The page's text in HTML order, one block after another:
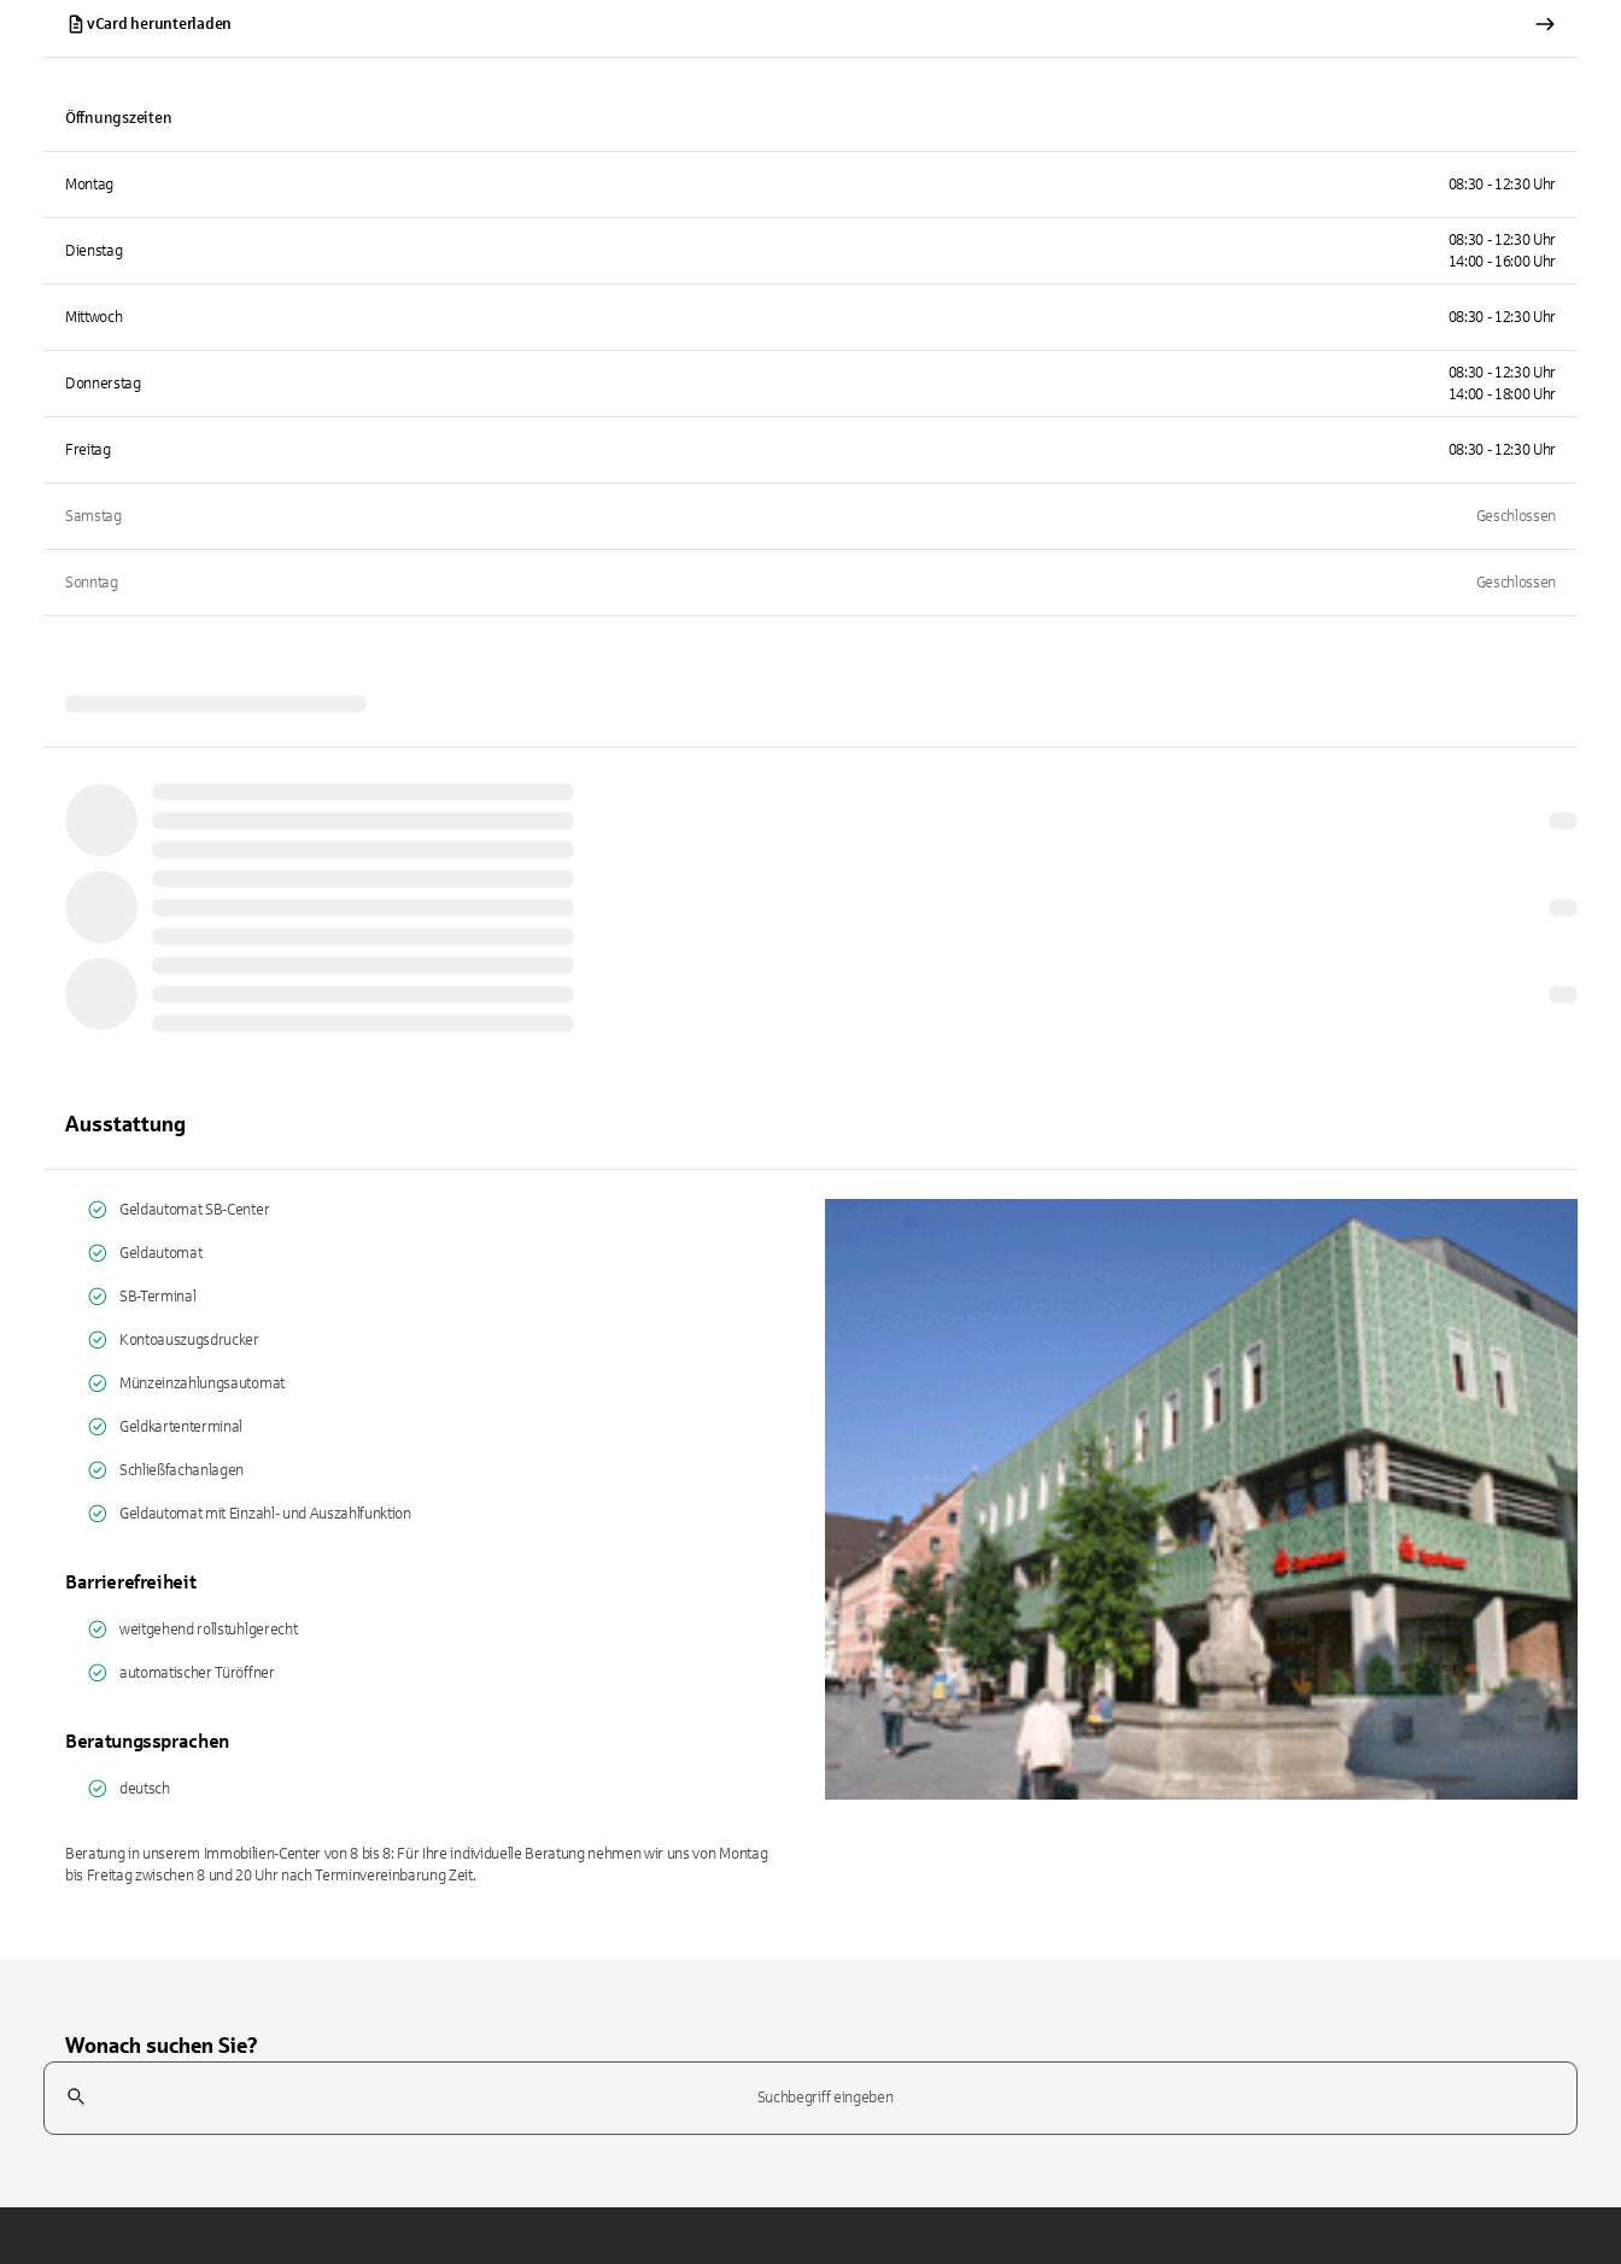
vCard herunterladen
Öffnungszeiten
Montag 08:30 - 12:30 Uhr
Dienstag
08:30 - 12:30 Uhr
14:00 - 16:00 Uhr
Mittwoch 08:30 - 12:30 Uhr
Donnerstag
08:30 - 12:30 Uhr
14:00 - 18:00 Uhr
Freitag 08:30 - 12:30 Uhr
Samstag Geschlossen
Sonntag Geschlossen
Ausstattung
Geldautomat SB-Center
Geldautomat
SB-Terminal
Kontoauszugsdrucker
Münzeinzahlungsautomat
Geldkartenterminal
Schließfachanlagen
Geldautomat mit Einzahl- und Auszahlfunktion
Barrierefreiheit
weitgehend rollstuhlgerecht
automatischer Türöffner
Beratungssprachen
deutsch
Beratung in unserem Immobilien-Center von 8 bis 8: Für Ihre individuelle Beratung nehmen wir uns von Montag
bis Freitag zwischen 8 und 20 Uhr nach Terminvereinbarung Zeit.
Wonach suchen Sie?
Suchfeld